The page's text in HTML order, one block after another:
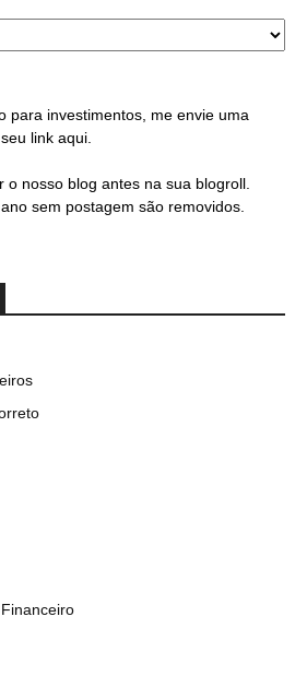
para investimentos, me envie uma
link aqui.
o nosso blog antes na sua blogroll.
sem postagem são removidos.